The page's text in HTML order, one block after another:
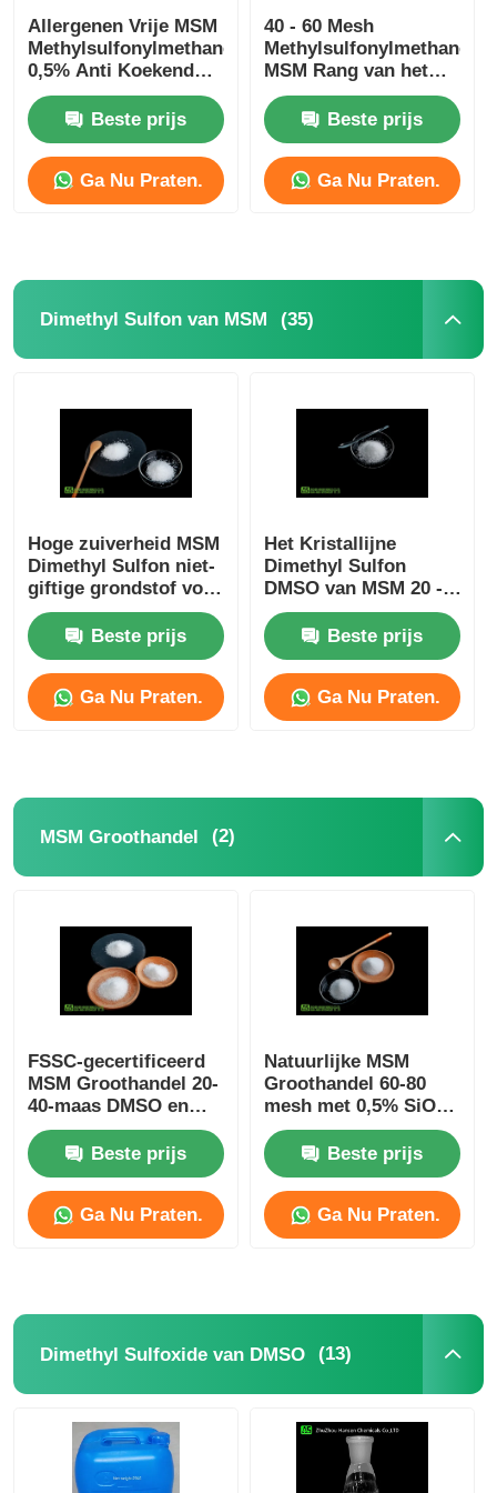
Allergenen Vrije MSM
Methylsulfonylmethane
0,5% Anti Koekend
niet Straling
Beste prijs
Ga Nu Praten.
40 - 60 Mesh
Methylsulfonylmethane
MSM Rang van het
Poeder de
Vegetarische Voedsel
Beste prijs
Ga Nu Praten.
Dimethyl Sulfon van MSM (35)
Hoge zuiverheid MSM
Dimethyl Sulfon niet-
giftige grondstof voor
cosmetische industrie
Beste prijs
Ga Nu Praten.
Het Kristallijne
Dimethyl Sulfon
DMSO van MSM 20 -
40 Mesh No Sulfur
Smell Food Rang
Beste prijs
Ga Nu Praten.
MSM Groothandel (2)
FSSC-gecertificeerd
MSM Groothandel 20-
40-maas DMSO en
H2O2 Oxidatie en
synthese MSM
Beste prijs
Ga Nu Praten.
Natuurlijke MSM
Groothandel 60-80
mesh met 0,5% SiO2
Hotsale In Europa
Suitalle For
Sportsman
Beste prijs
Ga Nu Praten.
Dimethyl Sulfoxide van DMSO (13)